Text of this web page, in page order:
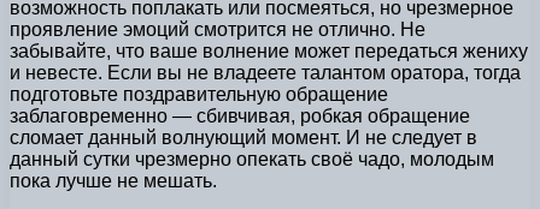
возможность поплакать или посмеяться, но чрезмерное
проявление эмоций смотрится не отлично. Не
забывайте, что ваше волнение может передаться жениху
и невесте. Если вы не владеете талантом оратора, тогда
подготовьте поздравительную обращение
заблаговременно — сбивчивая, робкая обращение
сломает данный волнующий момент. И не следует в
данный сутки чрезмерно опекать своё чадо, молодым
пока лучше не мешать.